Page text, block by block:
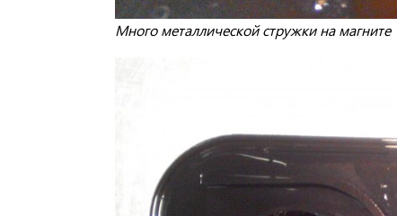
Много металлической стружки на магните